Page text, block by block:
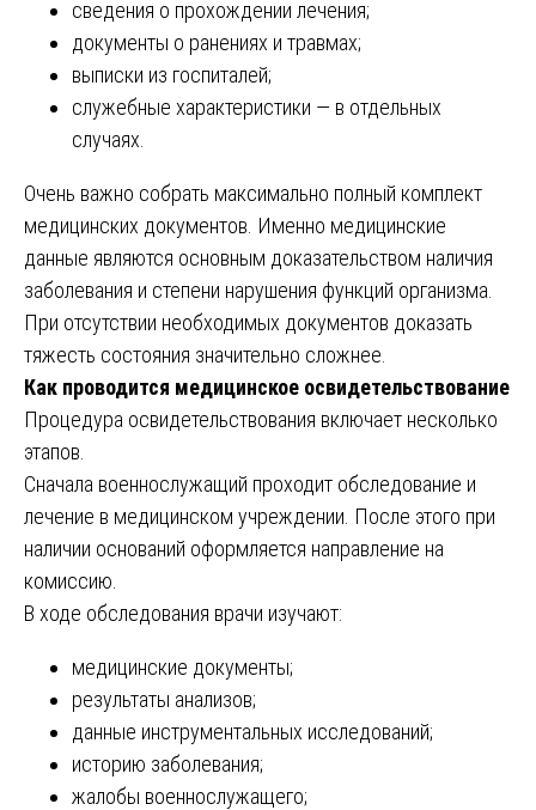
сведения о прохождении лечения;
документы о ранениях и травмах;
выписки из госпиталей;
служебные характеристики — в отдельных
случаях.
Очень важно собрать максимально полный комплект
медицинских документов. Именно медицинские
данные являются основным доказательством наличия
заболевания и степени нарушения функций организма.
При отсутствии необходимых документов доказать
тяжесть состояния значительно сложнее.
Как проводится медицинское освидетельствование
Процедура освидетельствования включает несколько
этапов.
Сначала военнослужащий проходит обследование и
лечение в медицинском учреждении. После этого при
наличии оснований оформляется направление на
комиссию.
В ходе обследования врачи изучают:
медицинские документы;
результаты анализов;
данные инструментальных исследований;
историю заболевания;
жалобы военнослужащего;